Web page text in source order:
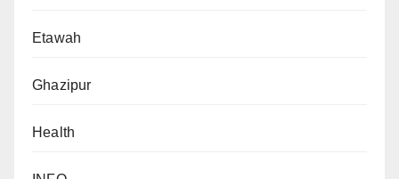
Etawah
Ghazipur
Health